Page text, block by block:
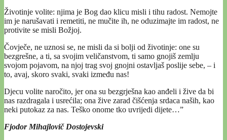
Životinje volite: njima je Bog dao klicu misli i tihu radost. Nemojte
im je narušavati i remetiti, ne mučite ih, ne oduzimajte im radost, ne
protivite se misli Božjoj.
Čovječe, ne uznosi se, ne misli da si bolji od životinje: one su
bezgrešne, a ti, sa svojim veličanstvom, ti samo gnojiš zemlju
svojom pojavom, na njoj trag svoj gnojni ostavljaš poslije sebe, – i
to, avaj, skoro svaki, svaki između nas!
Djecu volite naročito, jer ona su bezgrješna kao anđeli i žive da bi
nas razdragala i usrećila; ona žive zarad čišćenja srdaca naših, kao
neki putokaz za nas. Teško onome tko uvrijedi dijete…”
Fjodor Mihajlovič Dostojevski